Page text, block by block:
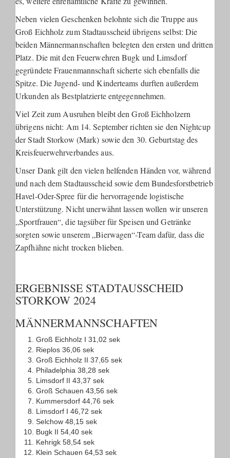
Neben vielen Geschenken belohnte sich die Truppe aus
Groß Eichholz zum Stadtausscheid übrigens selbst: Die
beiden Männermannschaften belegten den ersten und dritten
Platz. Die mit den Feuerwehren Bugk und Limsdorf
gegründete Frauenmannschaft sicherte sich ebenfalls die
Spitze. Die Jugend- und Kinderteams durften außerdem
Urkunden als Bestplatzierte entgegennehmen.
Viel Zeit zum Ausruhen bleibt den Groß Eichholzern
übrigens nicht: Am 14. September richten sie den Nightcup
der Stadt Storkow (Mark) sowie den 30. Geburtstag des
Kreisfeuerwehrverbandes aus.
Unser Dank gilt den vielen helfenden Händen vor, während
und nach dem Stadtausscheid sowie dem Bundesforstbetrieb
Havel-Oder-Spree für die hervorragende logistische
Unterstützung. Nicht unerwähnt lassen wollen wir unseren
„Sportfrauen“, die tagsüber für Speisen und Getränke
sorgten sowie unserem „Bierwagen“-Team dafür, dass die
Zapfhähne nicht trocken blieben.
ERGEBNISSE STADTAUSSCHEID
STORKOW 2024
MÄNNERMANNSCHAFTEN
Groß Eichholz I 31,02 sek
Rieplos 36,06 sek
Groß Eichholz II 37,65 sek
Philadelphia 38,28 sek
Limsdorf II 43,37 sek
Groß Schauen 43,56 sek
Kummersdorf 44,76 sek
Limsdorf I 46,72 sek
Selchow 48,15 sek
Bugk II 54,40 sek
Kehrigk 58,54 sek
Klein Schauen 64,53 sek